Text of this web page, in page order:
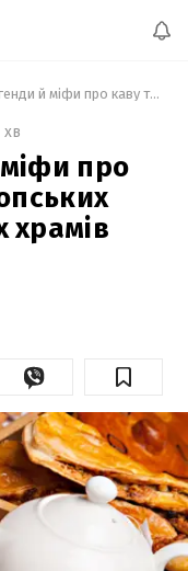
Невідомі легенди й міфи про каву та чай: від ефіопських козенят до магічних храмів
хв
про
храмів